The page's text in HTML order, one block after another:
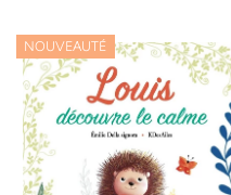
NOUVEAUTÉ